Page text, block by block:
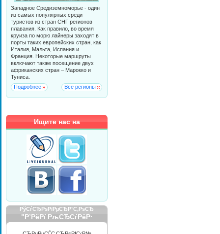
Западное Средиземноморье - один
из самых популярных среди
туристов из стран СНГ регионов
плавания. Как правило, во время
круиза по морю лайнеры заходят в
порты таких европейских стран, как
Италия, Мальта, Испания и
Франция. Некоторые маршруты
включают также посещение двух
африканских стран – Марокко и
Туниса.
Подробнее
Все регионы
Ищите нас на
РўСѓСЂРѕРїРµСЂР°С‚РѕСЂ
"Р’РёРї РљСЂСѓРёР·